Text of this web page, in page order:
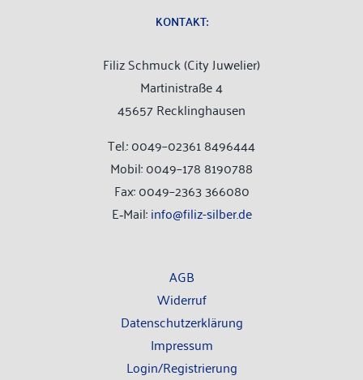
KON­TAKT:
Filiz Schmuck (City Juwelier)
Mar­ti­ni­stra­ße 4
45657 Recklinghausen
Tel.: 0049–02361 8496444
Mobil: 0049–178 8190788
Fax: 0049–2363 366080
E‑Mail:info@filiz-silber.de
AGB
Wider­ruf
Daten­schutz­er­klä­rung
Impres­sum
Login/Registrierung